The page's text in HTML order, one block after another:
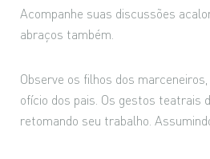
Acompanhe suas discussões
abraços também.
Observe os filhos dos
ofício dos pais. Os gestos teatrais
retomando seu trabalho.